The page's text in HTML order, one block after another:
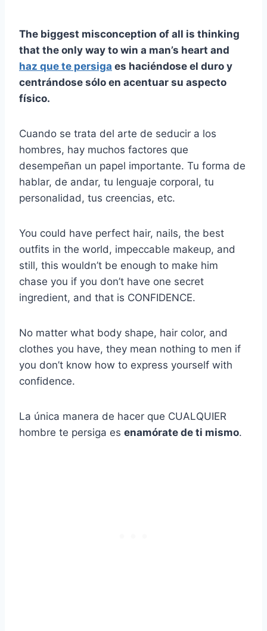
The biggest misconception of all is thinking
that the only way to win a man’s heart and
haz que te persiga es haciéndose el duro y
centrándose sólo en acentuar su aspecto
físico.
Cuando se trata del arte de seducir a los
hombres, hay muchos factores que
desempeñan un papel importante. Tu forma de
hablar, de andar, tu lenguaje corporal, tu
personalidad, tus creencias, etc.
You could have perfect hair, nails, the best
outfits in the world, impeccable makeup, and
still, this wouldn’t be enough to make him
chase you if you don’t have one secret
ingredient, and that is CONFIDENCE.
No matter what body shape, hair color, and
clothes you have, they mean nothing to men if
you don’t know how to express yourself with
confidence.
La única manera de hacer que CUALQUIER
hombre te persiga es enamórate de ti mismo.